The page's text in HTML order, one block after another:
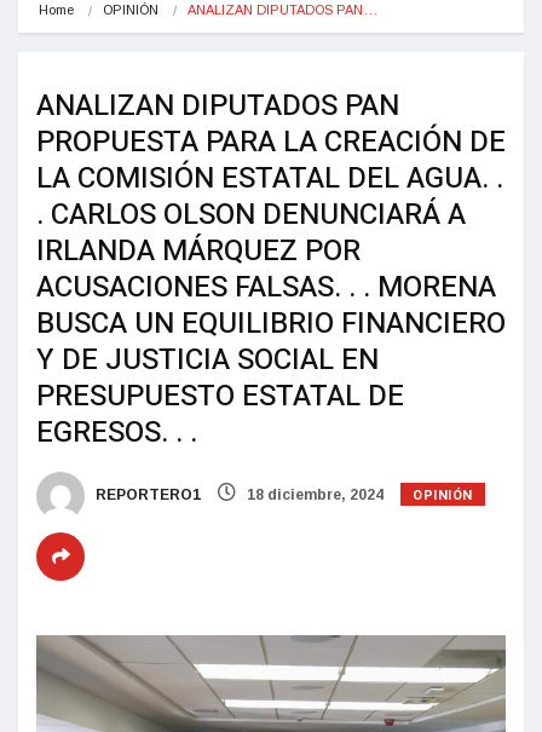
Home OPINIÓN ANALIZAN DIPUTADOS PAN…
ANALIZAN DIPUTADOS PAN
PROPUESTA PARA LA CREACIÓN DE
LA COMISIÓN ESTATAL DEL AGUA. .
. CARLOS OLSON DENUNCIARÁ A
IRLANDA MÁRQUEZ POR
ACUSACIONES FALSAS. . . MORENA
BUSCA UN EQUILIBRIO FINANCIERO
Y DE JUSTICIA SOCIAL EN
PRESUPUESTO ESTATAL DE
EGRESOS. . .
REPORTERO1 18 diciembre, 2024 OPINIÓN